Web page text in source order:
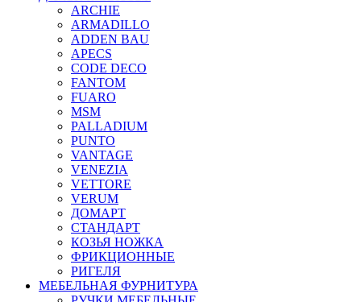
ARCHIE
ARMADILLO
ADDEN BAU
APECS
CODE DECO
FANTOM
FUARO
MSM
PALLADIUM
PUNTO
VANTAGE
VENEZIA
VETTORE
VERUM
ДОМАРТ
СТАНДАРТ
КОЗЬЯ НОЖКА
ФРИКЦИОННЫЕ
РИГЕЛЯ
МЕБЕЛЬНАЯ ФУРНИТУРА